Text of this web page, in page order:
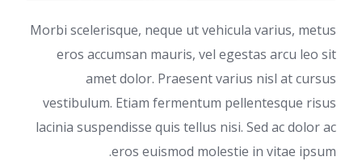
Morbi scelerisque, neque ut vehicula varius, metus
eros accumsan mauris, vel egestas arcu leo sit
amet dolor. Praesent varius nisl at cursus
vestibulum. Etiam fermentum pellentesque risus
lacinia suspendisse quis tellus nisi. Sed ac dolor ac
eros euismod molestie in vitae ipsum.